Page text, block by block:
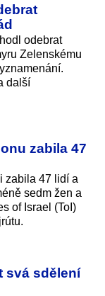
odebrat
Zelenskému
další
zabila 47
zabila 47 lidí a
sedm žen a
of Israel (ToI)
svá sdělení